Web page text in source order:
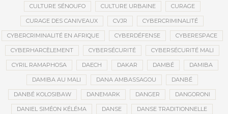
CULTURE SÉNOUFO CULTURE URBAINE CURAGE
CURAGE DES CANIVEAUX CVJR CYBERCRIMINALITÉ
CYBERCRIMINALITÉ EN AFRIQUE CYBERDÉFENSE CYBERESPACE
CYBERHARCÈLEMENT CYBERSÉCURITÉ CYBERSÉCURITÉ MALI
CYRIL RAMAPHOSA DAECH DAKAR DAMBÉ DAMIBA
DAMIBA AU MALI DANA AMBASSAGOU DANBÉ
DANBÉ KOLOSIBAW DANEMARK DANGER DANGORONI
DANIEL SIMÉON KÉLÉMA DANSE DANSE TRADITIONNELLE